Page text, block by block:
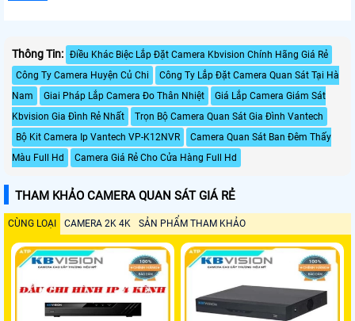
Thông Tin: Điều Khác Biệc Lắp Đặt Camera Kbvision Chính Hãng Giá Rẻ
Công Ty Camera Huyện Củ Chi
Công Ty Lắp Đặt Camera Quan Sát Tại Hà
Nam
Giai Pháp Lắp Camera Đo Thân Nhiệt
Giá Lắp Camera Giám Sát
Kbvision Gia Đình Rẻ Nhất
Trọn Bộ Camera Quan Sát Gia Đình Vantech
Bộ Kit Camera Ip Vantech VP-K12NVR
Camera Quan Sát Ban Đêm Thấy
Màu Full Hd
Camera Giá Rẻ Cho Cửa Hàng Full Hd
THAM KHẢO CAMERA QUAN SÁT GIÁ RẺ
CÙNG LOẠI CAMERA 2K 4K SẢN PHẨM THAM KHẢO